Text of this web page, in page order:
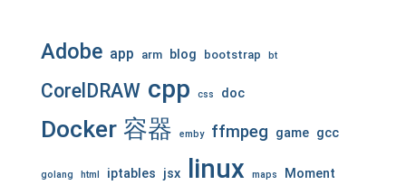
Adobe app arm blog bootstrap bt
CorelDRAW cpp css doc
Docker 容器 emby ffmpeg game gcc
golang html iptables jsx linux maps Moment